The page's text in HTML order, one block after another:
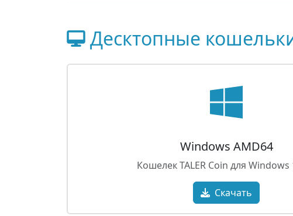
Десктопные
Windows AMD64
Кошелек TALER Coin для Windows
Скачать